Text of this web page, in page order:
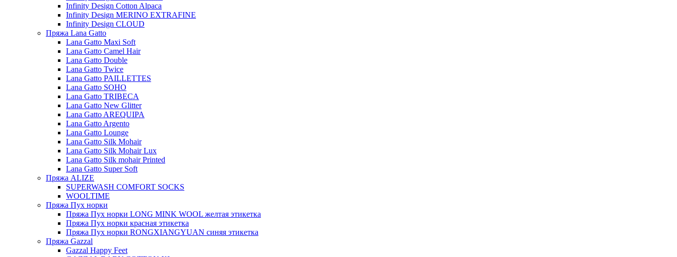
Infinity Design Cotton Alpaca
Infinity Design MERINO EXTRAFINE
Infinity Design CLOUD
Пряжа Lana Gatto
Lana Gatto Maxi Soft
Lana Gatto Camel Hair
Lana Gatto Double
Lana Gatto Twice
Lana Gatto PAILLETTES
Lana Gatto SOHO
Lana Gatto TRIBECA
Lana Gatto New Glitter
Lana Gatto AREQUIPA
Lana Gatto Argento
Lana Gatto Lounge
Lana Gatto Silk Mohair
Lana Gatto Silk Mohair Lux
Lana Gatto Silk mohair Printed
Lana Gatto Super Soft
Пряжа ALIZE
SUPERWASH COMFORT SOCKS
WOOLTIME
Пряжа Пух норки
Пряжа Пух норки LONG MINK WOOL желтая этикетка
Пряжа Пух норки красная этикетка
Пряжа Пух норки RONGXIANGYUAN синяя этикетка
Пряжа Gazzal
Gazzal Happy Feet